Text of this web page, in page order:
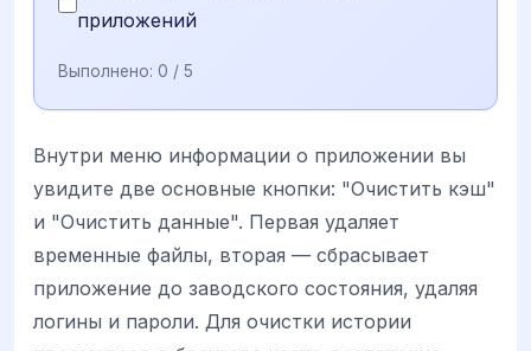
приложений
Выполнено: 0 / 5
Внутри меню информации о приложении вы
увидите две основные кнопки: "Очистить кэш"
и "Очистить данные". Первая удаляет
временные файлы, вторая — сбрасывает
приложение до заводского состояния, удаляя
логины и пароли. Для очистки истории